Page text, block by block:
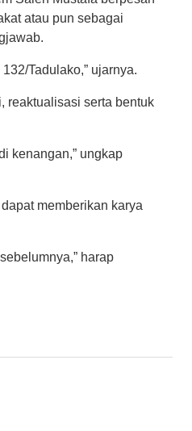
atau pun sebagai
Tadulako,” ujarnya.
reaktualisasi serta bentuk
kenangan,” ungkap
memberikan karya
harap